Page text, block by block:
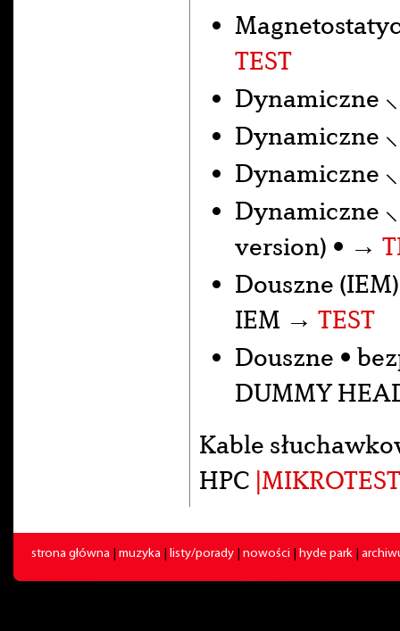
TEST
Dynamiczne
Dynamiczne
Dynamiczne
Dynamiczne
version) • →
Douszne
IEM → TEST
Douszne •
DUMMY
Kable
HPC
strona główna muzyka listy/porady nowości hyde park